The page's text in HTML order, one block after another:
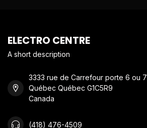
ELECTRO CENTRE
A short description
3333 rue de Carrefour porte 6 ou 7
Québec Québec G1C5R9
Canada
(418) 476-4509